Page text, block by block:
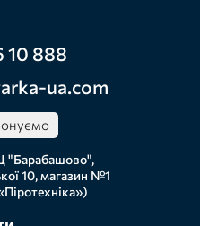
10 888
ua.com
"Барабашово",
10, магазин №1